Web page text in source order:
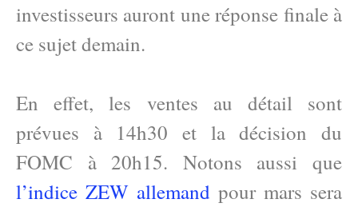
investisseurs auront une réponse finale à
ce sujet demain.
En effet, les ventes au détail sont
prévues à 14h30 et la décision du
FOMC à 20h15. Notons aussi que
l’indice ZEW allemand pour mars sera